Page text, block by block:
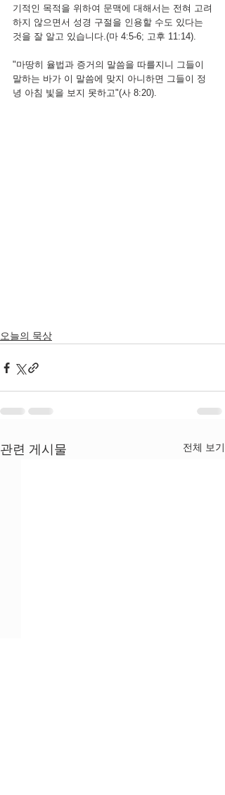
기적인 목적을 위하여 문맥에 대해서는 전혀 고려
하지 않으면서 성경 구절을 인용할 수도 있다는
것을 잘 알고 있습니다.(마 4:5-6; 고후 11:14).
"마땅히 율법과 증거의 말씀을 따를지니 그들이
말하는 바가 이 말씀에 맞지 아니하면 그들이 정
녕 아침 빛을 보지 못하고"(사 8:20).
오늘의 묵상
관련 게시물 전체 보기